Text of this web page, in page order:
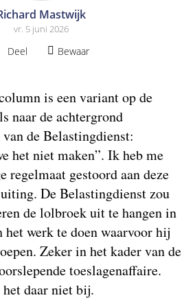
Mastwijk
vr. 5 juni 2026
Deel Bewaar
is een variant op de
naar de achtergrond
de Belastingdienst:
het niet maken”. Ik heb me
regelmaat gestoord aan deze
De Belastingdienst zou
de lolbroek uit te hangen in
het werk te doen waarvoor hij
Zeker in het kader van de
toeslagenaffaire.
daar niet bij.